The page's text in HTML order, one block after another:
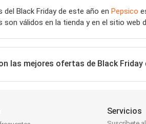
Black Friday de este año en Pepsico
son válidos en la tienda y en el sitio web
las mejores ofertas de Black Friday
Servicios